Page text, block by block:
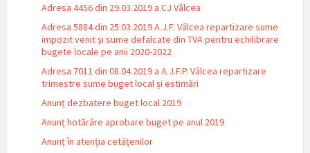
Adresa 4456 din 29.03.2019 a CJ Vâlcea
Adresa 5884 din 25.03.2019 A.J.F. Vâlcea repartizare sume
impozit venit și sume defalcate din TVA pentru echilibrare
bugete locale pe anii 2020-2022
Adresa 7011 din 08.04.2019 a A.J.F.P. Vâlcea repartizare
trimestre sume buget local și estimări
Anunț dezbatere buget local 2019
Anunț hotărâre aprobare buget pe anul 2019
Anunț în atenția cetățenilor